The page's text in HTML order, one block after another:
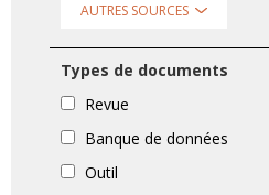
AUTRES SOURCES
Types de documents
Revue
Banque de données
Outil